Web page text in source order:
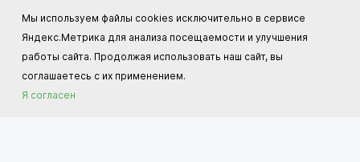
Мы используем файлы cookies исключительно в сервисе
Яндекс.Метрика для анализа посещаемости и улучшения
работы сайта. Продолжая использовать наш сайт, вы
соглашаетесь с их применением.
Я согласен